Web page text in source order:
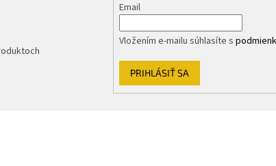
Email
Vložením e-mailu súhlasíte s
PRIHLÁSIŤ SA